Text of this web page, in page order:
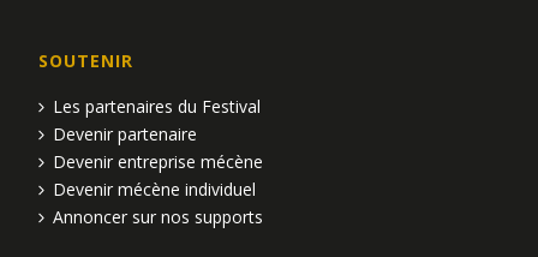
SOUTENIR
Les partenaires du Festival
Devenir partenaire
Devenir entreprise mécène
Devenir mécène individuel
Annoncer sur nos supports